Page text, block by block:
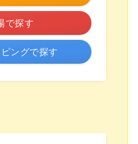
で探す
ングで探す